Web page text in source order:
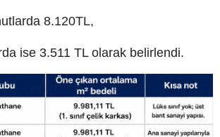
8.120TL,
ise 3.511 TL olarak belirlendi.